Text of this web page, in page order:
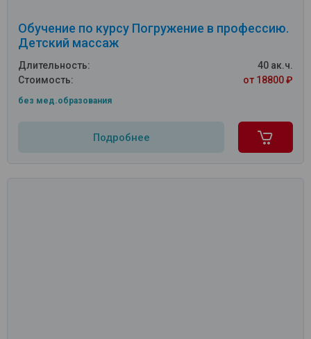
Обучение по курсу Погружение в профессию.
Детский массаж
Длительность:
40 ак.ч.
Стоимость:
от 18800 ₽
без мед.образования
Подробнее